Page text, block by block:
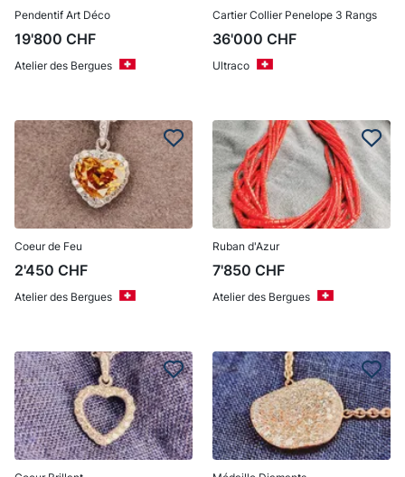
Pendentif Art Déco
19'800 CHF
Atelier des Bergues
Cartier Collier Penelope 3 Rangs
36'000 CHF
Ultraco
Coeur de Feu
2'450 CHF
Atelier des Bergues
Ruban d'Azur
7'850 CHF
Atelier des Bergues